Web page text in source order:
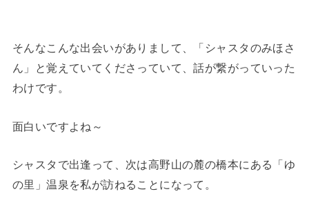
そんなこんな出会いがありまして、「シャスタのみほさ
ん」と覚えていてくださっていて、話が繋がっていった
わけです。
面白いですよね～
シャスタで出逢って、次は高野山の麓の橋本にある「ゆ
の里」温泉を私が訪ねることになって。